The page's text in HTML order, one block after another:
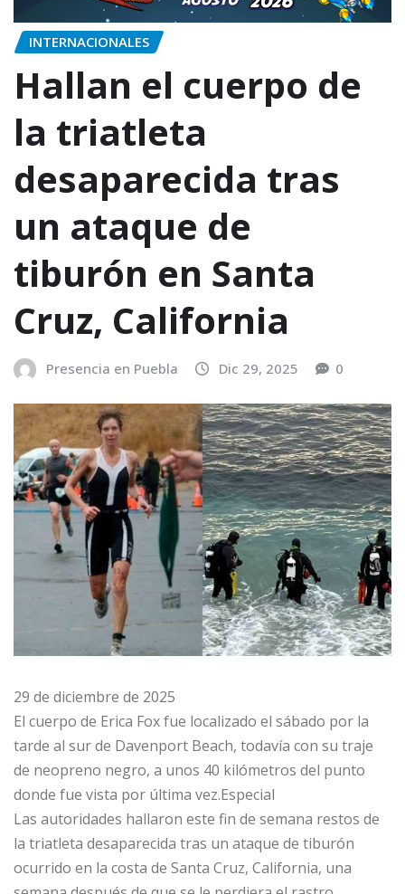
INTERNACIONALES
Hallan el cuerpo de
la triatleta
desaparecida tras
un ataque de
tiburón en Santa
Cruz, California
Presencia en Puebla Dic 29, 2025 0
29 de diciembre de 2025
El cuerpo de Erica Fox fue localizado el sábado por la
tarde al sur de Davenport Beach, todavía con su traje
de neopreno negro, a unos 40 kilómetros del punto
donde fue vista por última vez.Especial
Las autoridades hallaron este fin de semana restos de
la triatleta desaparecida tras un ataque de tiburón
ocurrido en la costa de Santa Cruz, California, una